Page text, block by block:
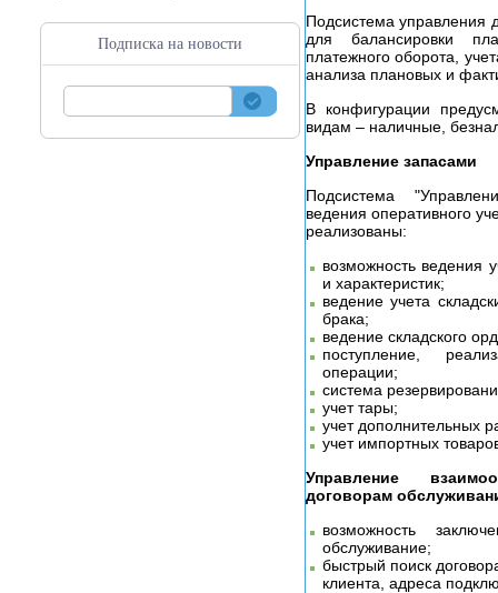
Подписка на новости
Подсистема управления
для балансировки
платежного оборота,
анализа плановых и
В конфигурации
видам – наличные,
Управление запасами
Подсистема
ведения оперативного
реализованы:
возможность ведения
и характеристик;
ведение учета
брака;
ведение складского
поступление,
операции;
система
учет тары;
учет дополнительных
учет импортных
Управление
договорам
возможность
обслуживание;
быстрый поиск
клиента, адреса